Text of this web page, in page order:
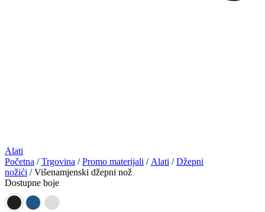
Alati
Početna /Trgovina /Promo materijali / Alati /Džepni
nožići / Višenamjenski džepni nož
Dostupne boje